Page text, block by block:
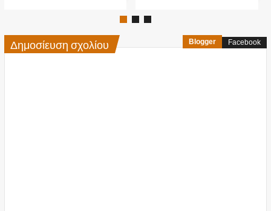
Δημοσίευση σχολίου Blogger Facebook